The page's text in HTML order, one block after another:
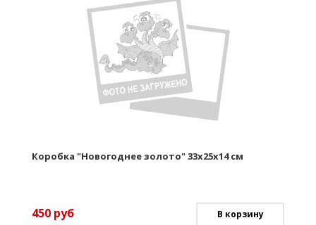
Коробка "Новогоднее золото" 33х25х14 см
450 руб В корзину